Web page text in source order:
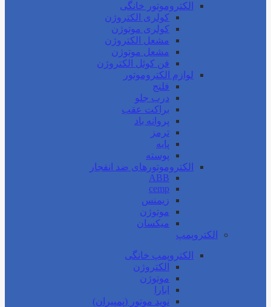
الکتروموتور خانگی
کولری الکتروژن
کولری موتوژن
مشعل الکتروژن
مشعل موتوژن
فن کوئل الکتروژن
لوازم الکتروموتور
فلنج
درب جلو
براکت عقب
پروانه باد
ترمز
پایه
پوسته
الکتروموتورهای ضد انفجار
ABB
cemp
زیمنس
موتوژن
میکسان
الکتروپمپ
الکتروپمپ خانگی
الکتروژن
موتوژن
ابارا
نوید موتور (پمپیران)